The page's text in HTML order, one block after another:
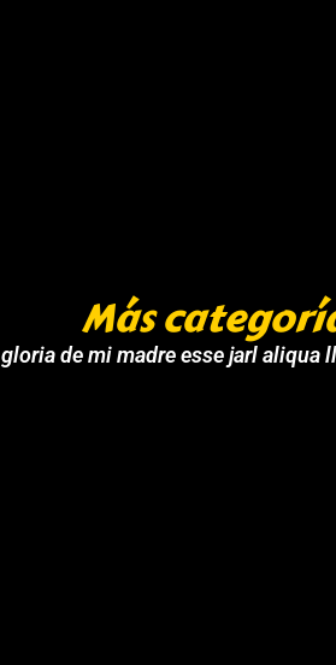
Más
de mi madre esse jarl aliqua